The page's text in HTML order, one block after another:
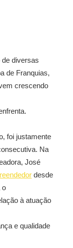
diversas
de Franquias,
crescendo
foi justamente
Na
José
desde
o
à atuação
e qualidade